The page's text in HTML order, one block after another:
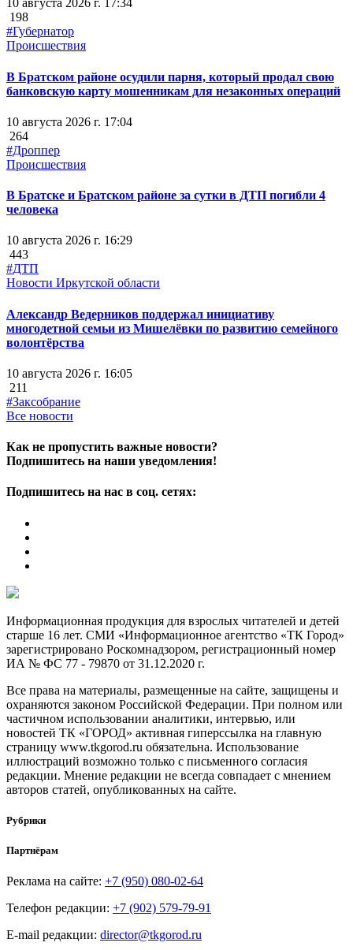
10 августа 2026 г. 17:34
198
#Губернатор
Происшествия
В Братском районе осудили парня, который продал свою
банковскую карту мошенникам для незаконных операций
10 августа 2026 г. 17:04
264
#Дроппер
Происшествия
В Братске и Братском районе за сутки в ДТП погибли 4
человека
10 августа 2026 г. 16:29
443
#ДТП
Новости Иркутской области
Александр Ведерников поддержал инициативу
многодетной семьи из Мишелёвки по развитию семейного
волонтёрства
10 августа 2026 г. 16:05
211
#Заксобрание
Все новости
Как не пропустить важные новости?
Подпишитесь на наши уведомления!
Подпишитесь на нас в соц. сетях:
Информационная продукция для взрослых читателей и детей
старше 16 лет. СМИ «Информационное агентство «ТК Город»
зарегистрировано Роскомнадзором, регистрационный номер
ИА № ФС 77 - 79870 от 31.12.2020 г.
Все права на материалы, размещенные на сайте, защищены и
охраняются законом Российской Федерации. При полном или
частичном использовании аналитики, интервью, или
новостей ТК «ГОРОД» активная гиперссылка на главную
страницу www.tkgorod.ru обязательна. Использование
иллюстраций возможно только с письменного согласия
редакции. Мнение редакции не всегда совпадает с мнением
авторов статей, опубликованных на сайте.
Рубрики
Партнёрам
Реклама на сайте: +7 (950) 080-02-64
Телефон редакции: +7 (902) 579-79-91
E-mail редакции: director@tkgorod.ru